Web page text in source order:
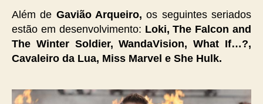
Além de Gavião Arqueiro, os seguintes seriados
estão em desenvolvimento: Loki, The Falcon and
The Winter Soldier, WandaVision, What If…?,
Cavaleiro da Lua, Miss Marvel e She Hulk.